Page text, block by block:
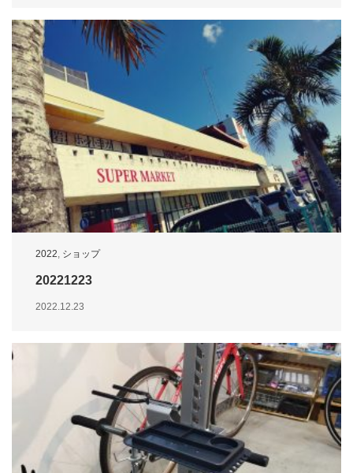
2022 ショップ
20221223
2022.12.23